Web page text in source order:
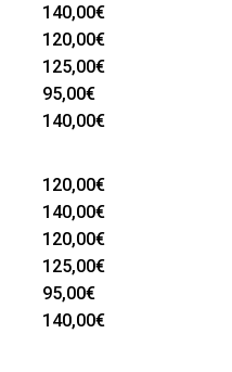
140,00€
120,00€
125,00€
95,00€
140,00€
120,00€
140,00€
120,00€
125,00€
95,00€
140,00€